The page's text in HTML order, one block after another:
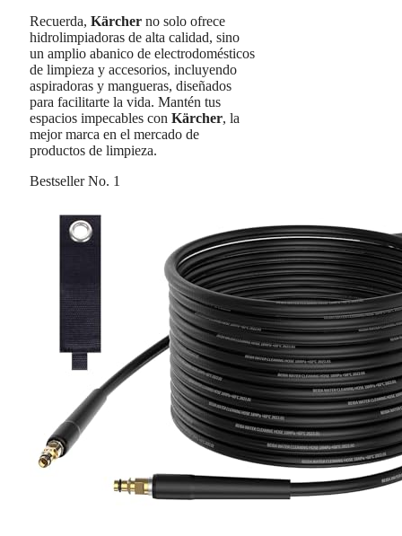
Recuerda, Kärcher no solo ofrece
hidrolimpiadoras de alta calidad, sino
un amplio abanico de electrodomésticos
de limpieza y accesorios, incluyendo
aspiradoras y mangueras, diseñados
para facilitarte la vida. Mantén tus
espacios impecables con Kärcher, la
mejor marca en el mercado de
productos de limpieza.
Bestseller No. 1